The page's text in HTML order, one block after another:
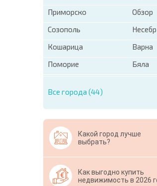
Приморско
Обзор
Созополь
Несебр
Кошарица
Варна
Поморие
Бяла
Все города (44)
Какой город лучше
выбрать?
Как выгодно купить
недвижимость в 2026